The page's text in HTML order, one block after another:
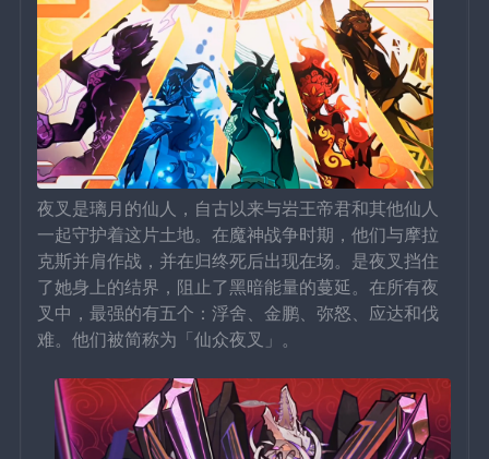
夜叉是璃月的仙人，自古以来与岩王帝君和其他仙人
一起守护着这片土地。在魔神战争时期，他们与摩拉
克斯并肩作战，并在归终死后出现在场。是夜叉挡住
了她身上的结界，阻止了黑暗能量的蔓延。在所有夜
叉中，最强的有五个：浮舍、金鹏、弥怒、应达和伐
难。他们被简称为「仙众夜叉」。